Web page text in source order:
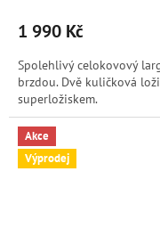
1 990 Kč
Spolehlivý celokovový
brzdou. Dvě kuličková
superložiskem.
Akce
Výprodej